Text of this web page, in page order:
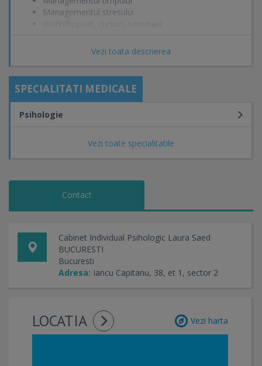
Vezi toata descrierea
Managementul stresului
SPECIALITATI MEDICALE
Vezi toate specialitatile
Psihologie
Contact
Cabinet Individual Psihologic Laura Saed
BUCURESTI
Bucuresti
Adresa: Iancu Capitanu, 38, et 1, sector 2
LOCATIA Vezi harta